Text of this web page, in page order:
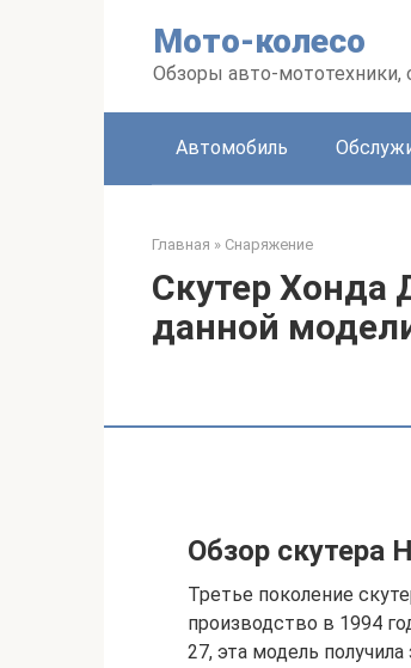
Мото-колесо
Обзоры авто-мототехники,
Автомобиль
Главная » Снаряжение
Скутер Хонда
данной
Обзор скутера
Третье поколение
производство в 1994
27, эта модель